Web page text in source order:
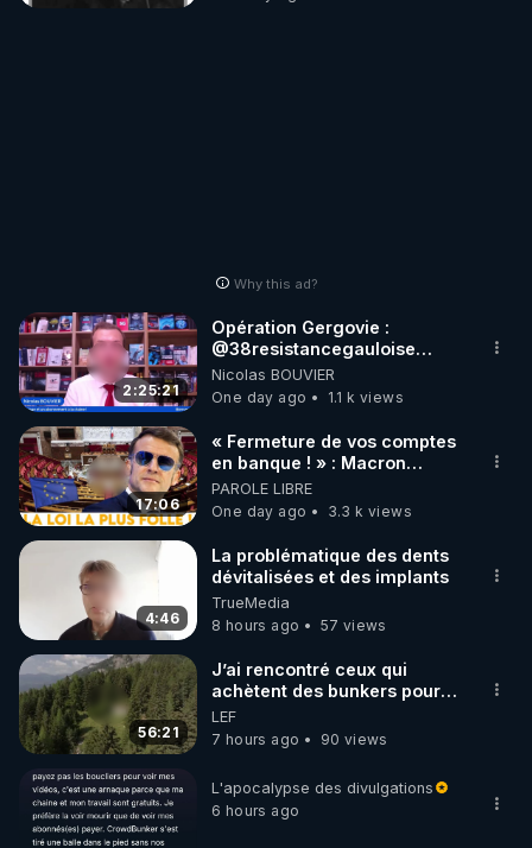
Why this ad?
2:25:21
Opération Gergovie :
‪@38resistancegauloise‬
‪@MarionSigautOfficiel‬
‪@gladysriifard5710‬ Laëtitia
Nicolas BOUVIER
One day ago
1.1 k views
17:06
« Fermeture de vos comptes
en banque ! » : Macron
impose une loi folle !
PAROLE LIBRE
One day ago
3.3 k views
4:46
La problématique des dents
dévitalisées et des implants
TrueMedia
8 hours ago
57 views
56:21
J’ai rencontré ceux qui
achètent des bunkers pour
survivre à la fin du monde
LEF
7 hours ago
90 views
L'apocalypse des divulgations
6 hours ago